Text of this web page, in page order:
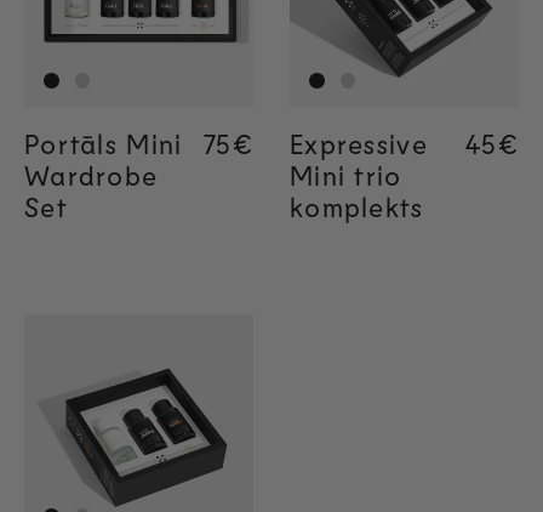
Portāls Mini
Wardrobe
Set
Regular price
75€
Expressive
Mini trio
komplekts
45€